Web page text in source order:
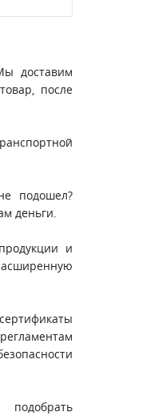
доставим
после
подошел?
деньги.
и